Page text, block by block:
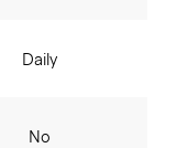
Daily
No